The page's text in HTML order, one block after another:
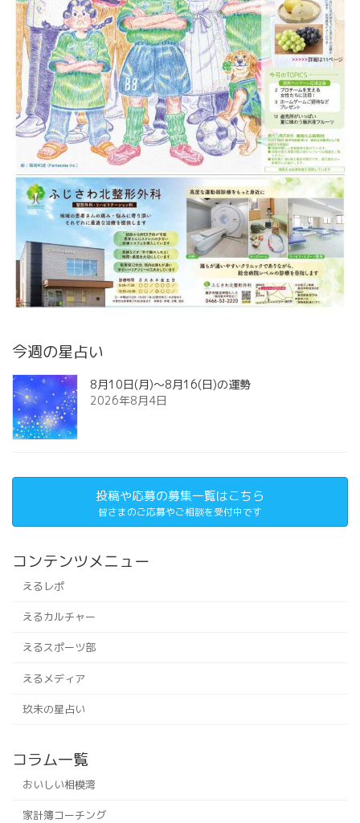
今週の星占い
8月10日(月)～8月16(日)の運勢
2026年8月4日
投稿や応募の募集一覧はこちら
皆さまのご応募やご相談を受付中です
コンテンツメニュー
えるレポ
えるカルチャー
えるスポーツ部
えるメディア
玖未の星占い
コラム一覧
おいしい相模湾
家計簿コーチング